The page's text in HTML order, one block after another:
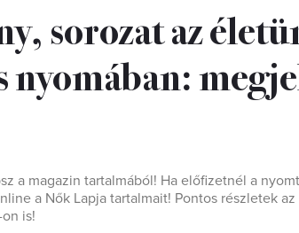
sorozat az
nyomában:
a magazin tartalmából! Ha előfizetnél a
a Nők Lapja tartalmait! Pontos részletek
is!